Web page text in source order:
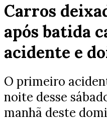
Carros
após batida
acidente e
O primeiro
noite desse
manhã deste